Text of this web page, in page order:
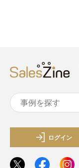
ログイン